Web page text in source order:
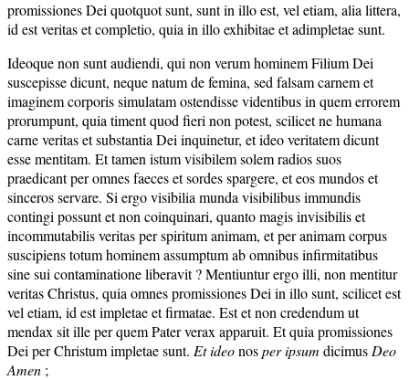
promissiones Dei quotquot sunt, sunt in illo est, vel etiam, alia littera,
id est veritas et completio, quia in illo exhibitae et adimpletae sunt.
Ideoque non sunt audiendi, qui non verum hominem Filium Dei
suscepisse dicunt, neque natum de femina, sed falsam carnem et
imaginem corporis simulatam ostendisse videntibus in quem errorem
prorumpunt, quia timent quod fieri non potest, scilicet ne humana
carne veritas et substantia Dei inquinetur, et ideo veritatem dicunt
esse mentitam. Et tamen istum visibilem solem radios suos
praedicant per omnes faeces et sordes spargere, et eos mundos et
sinceros servare. Si ergo visibilia munda visibilibus immundis
contingi possunt et non coinquinari, quanto magis invisibilis et
incommutabilis veritas per spiritum animam, et per animam corpus
suscipiens totum hominem assumptum ab omnibus infirmitatibus
sine sui contaminatione liberavit ? Mentiuntur ergo illi, non mentitur
veritas Christus, quia omnes promissiones Dei in illo sunt, scilicet est
vel etiam, id est impletae et firmatae. Est et non credendum ut
mendax sit ille per quem Pater verax apparuit. Et quia promissiones
Dei per Christum impletae sunt. Et ideonosper ipsum dicimus Deo
Amen ;